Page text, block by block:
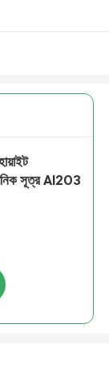
সূত্র Al2O3